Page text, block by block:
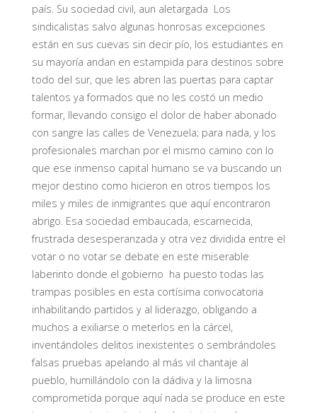
país. Su sociedad civil, aun aletargada Los
sindicalistas salvo algunas honrosas excepciones
están en sus cuevas sin decir pío, los estudiantes en
su mayoría andan en estampida para destinos sobre
todo del sur, que les abren las puertas para captar
talentos ya formados que no les costó un medio
formar, llevando consigo el dolor de haber abonado
con sangre las calles de Venezuela; para nada, y los
profesionales marchan por el mismo camino con lo
que ese inmenso capital humano se va buscando un
mejor destino como hicieron en otros tiempos los
miles y miles de inmigrantes que aquí encontraron
abrigo. Esa sociedad embaucada, escarnecida,
frustrada desesperanzada y otra vez dividida entre el
votar o no votar se debate en este miserable
laberinto donde el gobierno ha puesto todas las
trampas posibles en esta cortísima convocatoria
inhabilitando partidos y al liderazgo, obligando a
muchos a exiliarse o meterlos en la cárcel,
inventándoles delitos inexistentes o sembrándoles
falsas pruebas apelando al más vil chantaje al
pueblo, humillándolo con la dádiva y la limosna
comprometida porque aquí nada se produce en este